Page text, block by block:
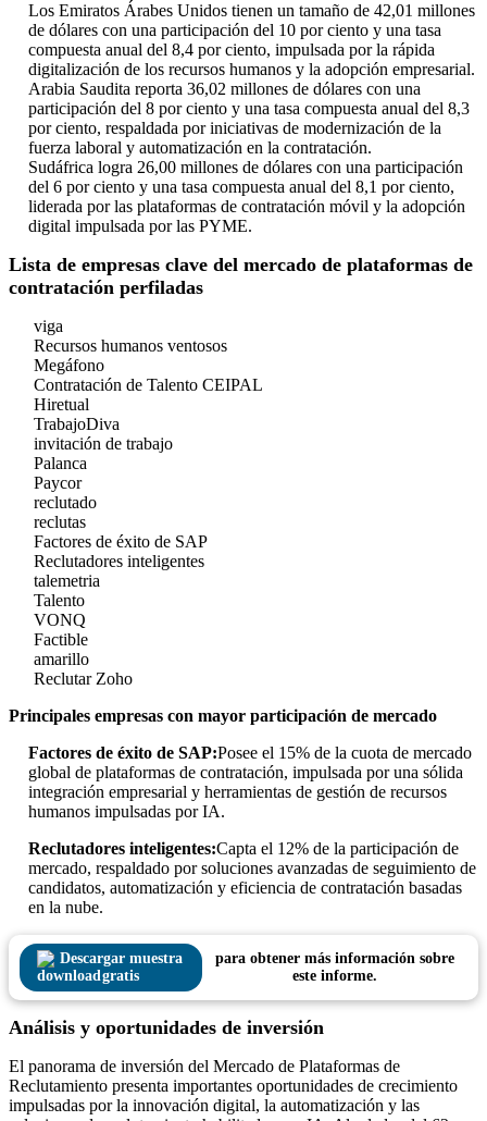
Los Emiratos Árabes Unidos tienen un tamaño de 42,01 millones
de dólares con una participación del 10 por ciento y una tasa
compuesta anual del 8,4 por ciento, impulsada por la rápida
digitalización de los recursos humanos y la adopción empresarial.
Arabia Saudita reporta 36,02 millones de dólares con una
participación del 8 por ciento y una tasa compuesta anual del 8,3
por ciento, respaldada por iniciativas de modernización de la
fuerza laboral y automatización en la contratación.
Sudáfrica logra 26,00 millones de dólares con una participación
del 6 por ciento y una tasa compuesta anual del 8,1 por ciento,
liderada por las plataformas de contratación móvil y la adopción
digital impulsada por las PYME.
Lista de empresas clave del mercado de plataformas de
contratación perfiladas
viga
Recursos humanos ventosos
Megáfono
Contratación de Talento CEIPAL
Hiretual
TrabajoDiva
invitación de trabajo
Palanca
Paycor
reclutado
reclutas
Factores de éxito de SAP
Reclutadores inteligentes
talemetria
Talento
VONQ
Factible
amarillo
Reclutar Zoho
Principales empresas con mayor participación de mercado
Factores de éxito de SAP:Posee el 15% de la cuota de mercado
global de plataformas de contratación, impulsada por una sólida
integración empresarial y herramientas de gestión de recursos
humanos impulsadas por IA.
Reclutadores inteligentes:Capta el 12% de la participación de
mercado, respaldado por soluciones avanzadas de seguimiento de
candidatos, automatización y eficiencia de contratación basadas
en la nube.
Descargar muestra
gratis
para obtener más información sobre
este informe.
Análisis y oportunidades de inversión
El panorama de inversión del Mercado de Plataformas de
Reclutamiento presenta importantes oportunidades de crecimiento
impulsadas por la innovación digital, la automatización y las